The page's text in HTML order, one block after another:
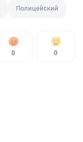
Полицейский
0 0